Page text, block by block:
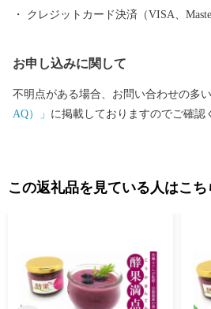
クレジットカード決済（VISA、
お申し込みに関して
不明点がある場合、お問い合わせの多
AQ）」 に掲載しておりますのでご確認
この返礼品を見ている人はこち